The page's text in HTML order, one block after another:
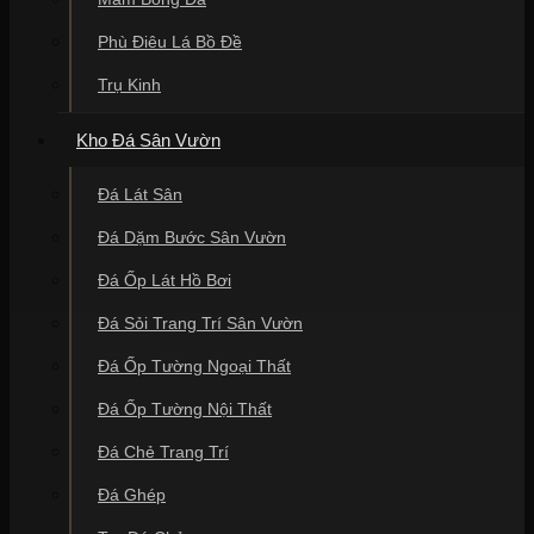
cho một cụ ông ở Phú Thọ. Cụ muốn tìm một chiếc vại
mỗi sáng. Cụ bảo: "Cái dáng tròn này nó làm tôi nhớ về
cái chum nước của mẹ ngày xưa, nhưng cái hình tiền cổ
này lại mang lại cảm giác sung túc cho con cháu". Đó
chính là giá trị tinh thần mà sản phẩm mang lại, vượt xa
khỏi một vật dụng trang trí vô tri.
Mặc dù ít phổ biến hơn dáng tròn, nhưng vại dáng vuông
lại mang đến vẻ đẹp của sự vững chãi, quy củ và mạnh
mẽ. Những đường góc cạnh được xử lý tinh tế kết hợp
với hình tròn của đồng tiền cổ tạo nên sự đối lập đầy thú
vị về mặt thị giác. Đây là sự lựa chọn tuyệt vời cho những
ngôi nhà mang kiến trúc hiện đại, tối giản hoặc những gia
chủ có cá tính mạnh, yêu thích sự phá cách. Việc đặt một
chiếc vại vuông ở các góc sân hoặc điểm cuối của một
trục kiến trúc sẽ giúp "khóa" không gian một cách hoàn
Phù Điêu Lá Bồ Đề
Trụ Kinh
Kho Đá Sân Vườn
Đá Lát Sân
Đá Dặm Bước Sân Vườn
Đá Ốp Lát Hồ Bơi
Đá Sỏi Trang Trí Sân Vườn
Đá Ốp Tường Ngoại Thất
Đá Ốp Tường Nội Thất
Đá Chẻ Trang Trí
Đá Ghép